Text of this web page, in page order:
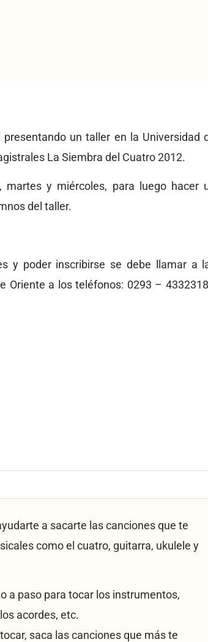
un taller en la Universidad
La Siembra del Cuatro 2012.
y miércoles, para luego hacer
del taller.
y poder inscribirse se debe llamar a
Oriente a los teléfonos: 0293 –
a sacarte las canciones que te
como el cuatro, guitarra, ukulele y
a paso para tocar los instrumentos,
acordes, etc.
saca las canciones que más te